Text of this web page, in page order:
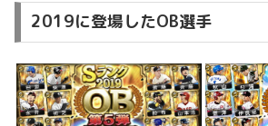
2019に登場したOB選手